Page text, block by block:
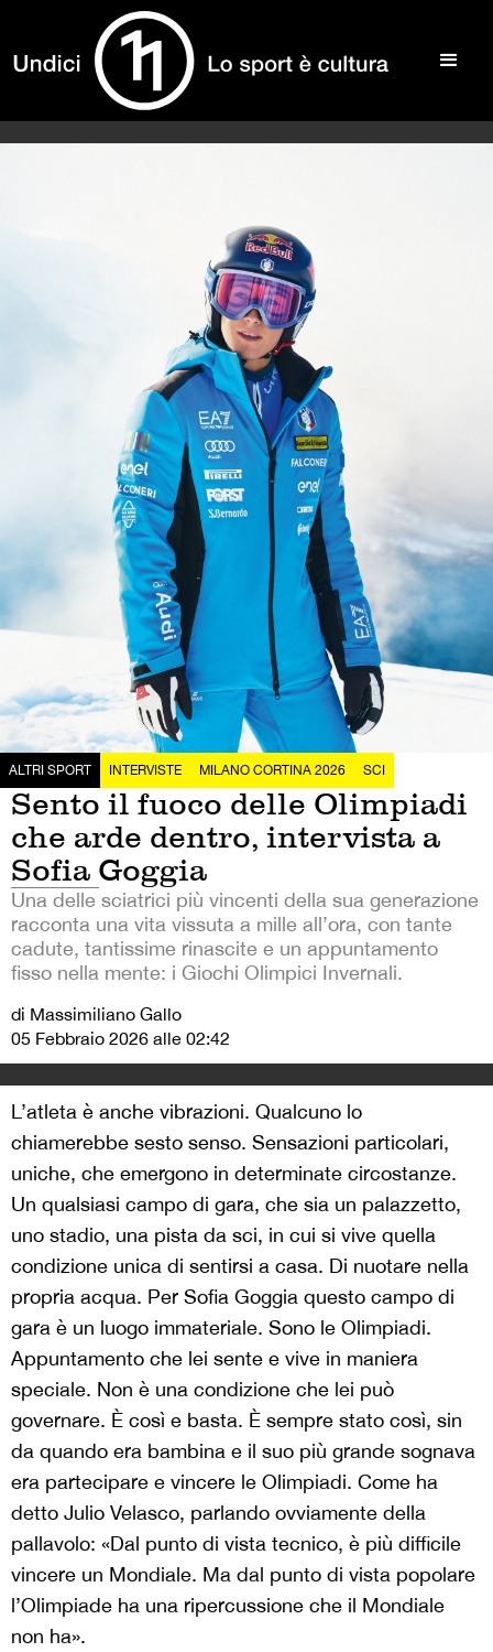
ALTRI SPORT INTERVISTE MILANO CORTINA 2026 SCI
Sento il fuoco delle Olimpiadi
che arde dentro, intervista a
Sofia Goggia
Una delle sciatrici più vincenti della sua generazione
racconta una vita vissuta a mille all’ora, con tante
cadute, tantissime rinascite e un appuntamento
fisso nella mente: i Giochi Olimpici Invernali.
di Massimiliano Gallo
05 Febbraio 2026 alle 02:42
L’atleta è anche vibrazioni. Qualcuno lo
chiamerebbe sesto senso. Sensazioni particolari,
uniche, che emergono in determinate circostanze.
Un qualsiasi campo di gara, che sia un palazzetto,
uno stadio, una pista da sci, in cui si vive quella
condizione unica di sentirsi a casa. Di nuotare nella
propria acqua. Per Sofia Goggia questo campo di
gara è un luogo immateriale. Sono le Olimpiadi.
Appuntamento che lei sente e vive in maniera
speciale. Non è una condizione che lei può
governare. È così e basta. È sempre stato così, sin
da quando era bambina e il suo più grande sognava
era partecipare e vincere le Olimpiadi. Come ha
detto Julio Velasco, parlando ovviamente della
pallavolo: «Dal punto di vista tecnico, è più difficile
vincere un Mondiale. Ma dal punto di vista popolare
l’Olimpiade ha una ripercussione che il Mondiale
non ha».